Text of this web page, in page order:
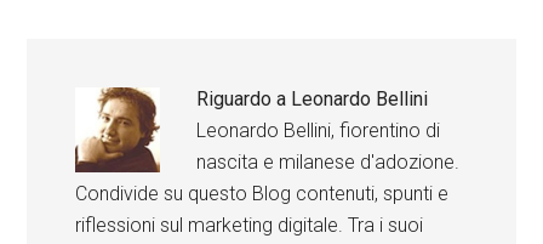
Riguardo a Leonardo Bellini
Leonardo Bellini, fiorentino di
nascita e milanese d'adozione.
Condivide su questo Blog contenuti, spunti e
riflessioni sul marketing digitale. Tra i suoi